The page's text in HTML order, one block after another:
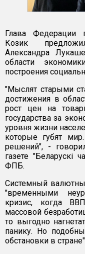
Глава Федерации
Козик
Александра
области
построения
"Мыслят старыми
достижения в
рост цен на
государства за
уровня жизни
которые губят
решений", -
газете "Беларускi
ФПБ.
Системный
"временными
кризис, когда
массовой
то выгодно
панику. Но
обстановки в